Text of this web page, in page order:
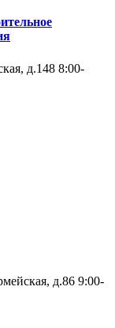
д.148 8:00-
д.86 9:00-